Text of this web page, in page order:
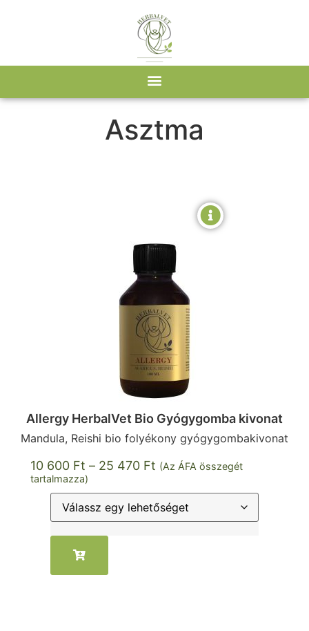
/ Ennél a betegségnél segít termék / Asztma
Asztma
Allergy HerbalVet Bio Gyógygomba kivonat
Mandula, Reishi bio folyékony gyógygombakivonat
10 600 Ft – 25 470 Ft (Az ÁFA összegét
tartalmazza)